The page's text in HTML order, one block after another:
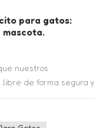
para gatos:
nuestros
de forma segura y
que necesite
gato curioso que
para mascotas